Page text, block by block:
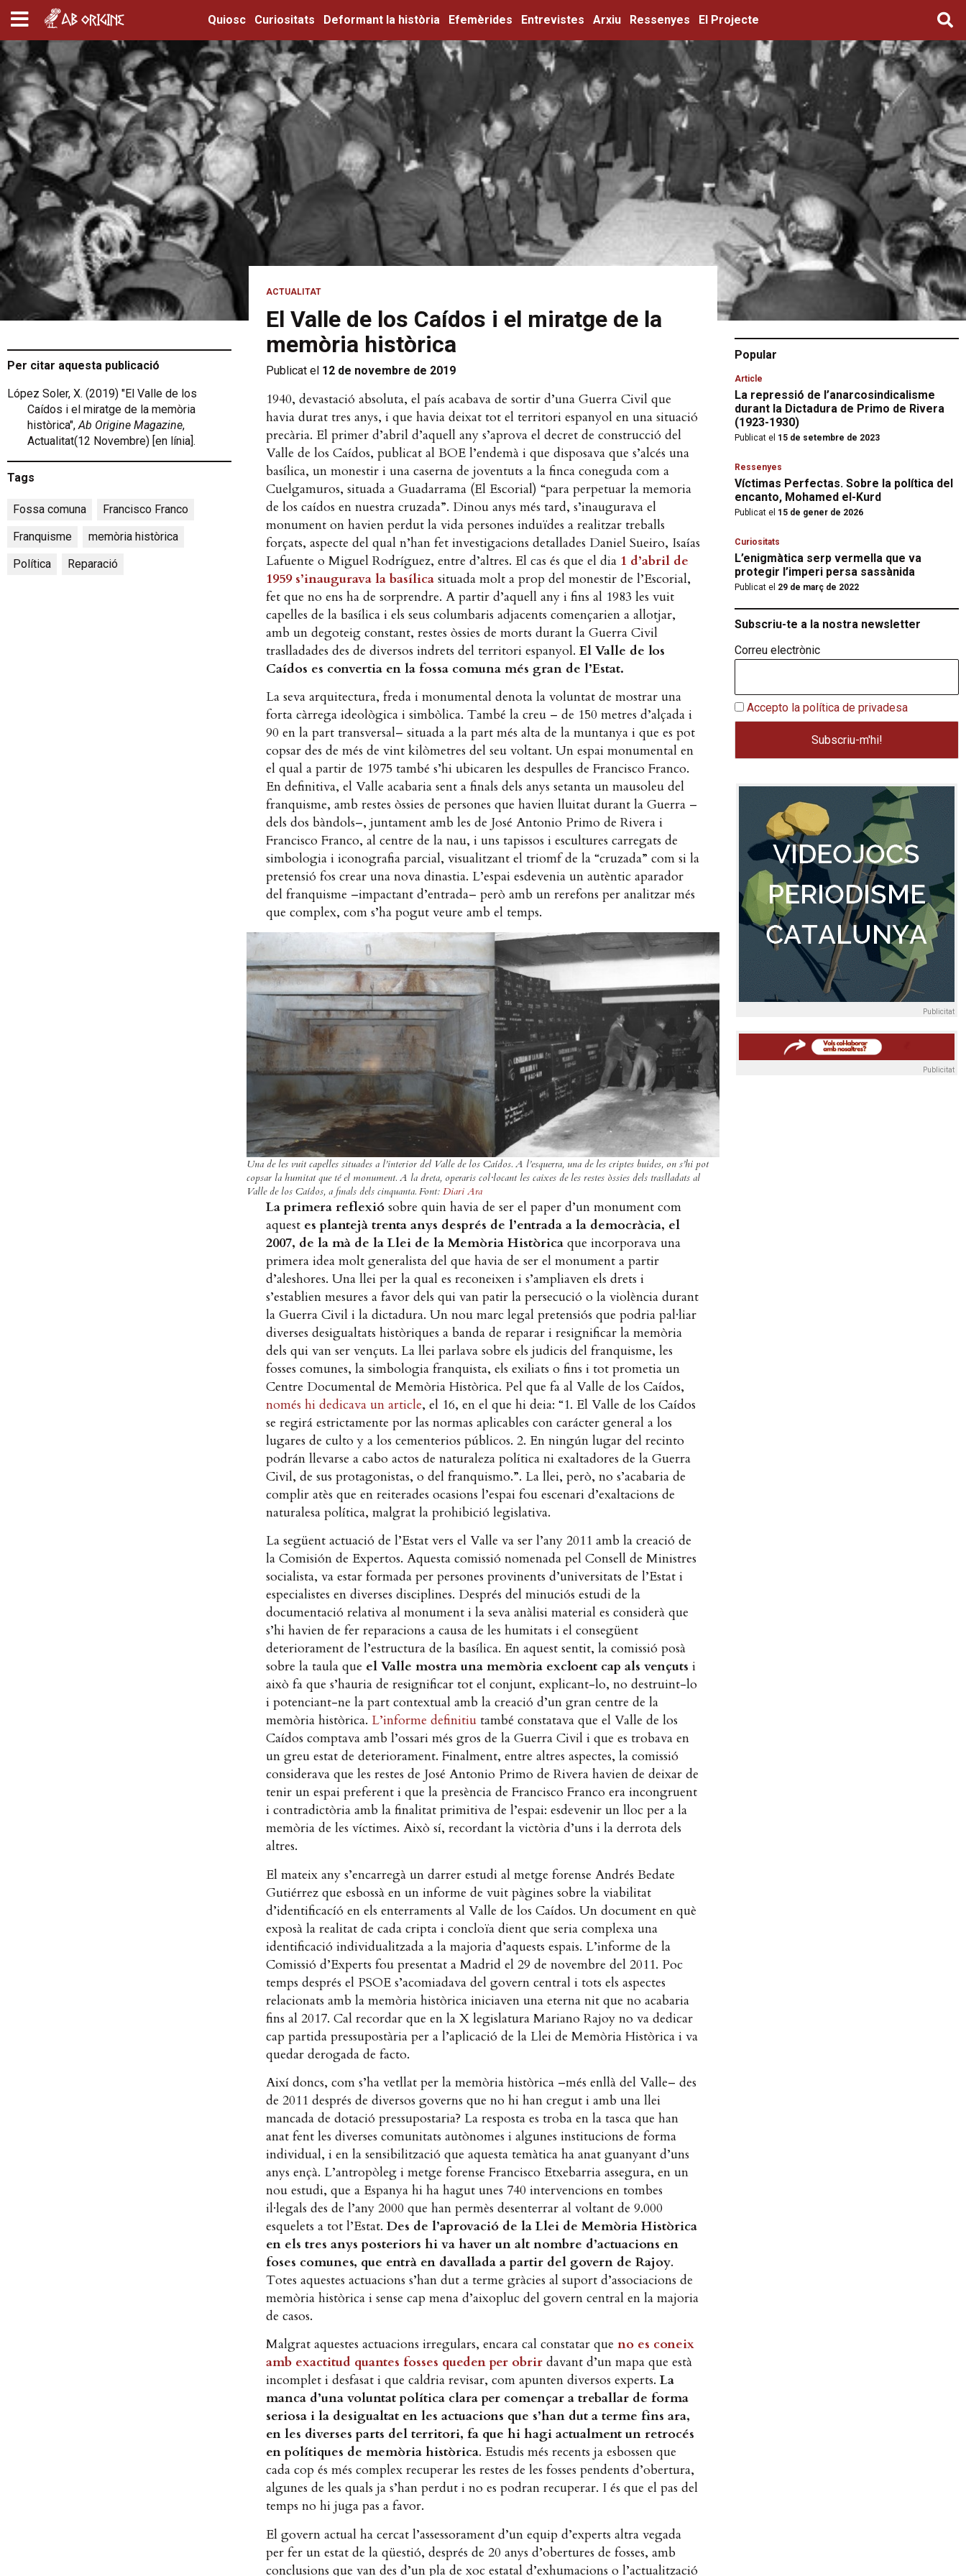
Quiosc Curiositats Deformant la història Efemèrides Entrevistes Arxiu Ressenyes El Projecte
Per citar aquesta publicació
López Soler, X. (2019) "El Valle de los
Caídos i el miratge de la memòria
històrica",Ab Origine Magazine,
Actualitat(12 Novembre) [en línia].
Tags
Fossa comuna Francisco Franco
Franquisme
memòria històrica
Política
Reparació
ACTUALITAT
El Valle de los Caídos i el miratge de la
memòria històrica
Publicat el 12 de novembre de 2019
1940, devastació absoluta, el país acabava de sortir d’una Guerra Civil que
havia durat tres anys, i que havia deixat tot el territori espanyol en una situació
precària. El primer d’abril d’aquell any s’aprova el decret de construcció del
Valle de los Caídos, publicat al BOE l’endemà i que disposava que s’alcés una
basílica, un monestir i una caserna de joventuts a la finca coneguda com a
Cuelgamuros, situada a Guadarrama (El Escorial) “para perpetuar la memoria
de los caídos en nuestra cruzada”. Dinou anys més tard, s’inaugurava el
monument on havien perdut la vida persones induïdes a realitzar treballs
forçats, aspecte del qual n’han fet investigacions detallades Daniel Sueiro, Isaías
Lafuente o Miguel Rodríguez, entre d’altres. El cas és que el dia 1 d’abril de
1959 s’inaugurava la basílica situada molt a prop del monestir de l’Escorial,
fet que no ens ha de sorprendre. A partir d’aquell any i fins al 1983 les vuit
capelles de la basílica i els seus columbaris adjacents començarien a allotjar,
amb un degoteig constant, restes òssies de morts durant la Guerra Civil
traslladades des de diversos indrets del territori espanyol.El Valle de los
Caídos es convertia en la fossa comuna més gran de l’Estat.
La seva arquitectura, freda i monumental denota la voluntat de mostrar una
forta càrrega ideològica i simbòlica. També la creu – de 150 metres d’alçada i
90 en la part transversal– situada a la part més alta de la muntanya i que es pot
copsar des de més de vint kilòmetres del seu voltant. Un espai monumental en
el qual a partir de 1975 també s’hi ubicaren les despulles de Francisco Franco.
En definitiva, el Valle acabaria sent a finals dels anys setanta un mausoleu del
franquisme, amb restes òssies de persones que havien lluitat durant la Guerra –
dels dos bàndols–, juntament amb les de José Antonio Primo de Rivera i
Francisco Franco, al centre de la nau, i uns tapissos i escultures carregats de
simbologia i iconografia parcial, visualitzant el triomf de la “cruzada” com si la
pretensió fos crear una nova dinastia. L’espai esdevenia un autèntic aparador
del franquisme –impactant d’entrada– però amb un rerefons per analitzar més
que complex, com s’ha pogut veure amb el temps.
Una de les vuit capelles situades a l’interior del Valle de los Caídos. A l’esquerra, una de les criptes buides, on s’hi pot
copsar la humitat que té el monument. A la dreta, operaris col·locant les caixes de les restes òssies dels traslladats al
Valle de los Caídos, a finals dels cinquanta. Font: Diari Ara
La primera reflexió sobre quin havia de ser el paper d’un monument com
aquest es plantejà trenta anys després de l’entrada a la democràcia, el
2007, de la mà de la Llei de la Memòria Històrica que incorporava una
primera idea molt generalista del que havia de ser el monument a partir
d’aleshores. Una llei per la qual es reconeixen i s’ampliaven els drets i
s’establien mesures a favor dels qui van patir la persecució o la violència durant
la Guerra Civil i la dictadura. Un nou marc legal pretensiós que podria pal·liar
diverses desigualtats històriques a banda de reparar i resignificar la memòria
dels qui van ser vençuts. La llei parlava sobre els judicis del franquisme, les
fosses comunes, la simbologia franquista, els exiliats o fins i tot prometia un
Centre Documental de Memòria Històrica. Pel que fa al Valle de los Caídos,
només hi dedicava un article, el 16, en el que hi deia: “1. El Valle de los Caídos
se regirá estrictamente por las normas aplicables con carácter general a los
lugares de culto y a los cementerios públicos. 2. En ningún lugar del recinto
podrán llevarse a cabo actos de naturaleza política ni exaltadores de la Guerra
Civil, de sus protagonistas, o del franquismo.”. La llei, però, no s’acabaria de
complir atès que en reiterades ocasions l’espai fou escenari d’exaltacions de
naturalesa política, malgrat la prohibició legislativa.
La següent actuació de l’Estat vers el Valle va ser l’any 2011 amb la creació de
la Comisión de Expertos. Aquesta comissió nomenada pel Consell de Ministres
socialista, va estar formada per persones provinents d’universitats de l’Estat i
especialistes en diverses disciplines. Després del minuciós estudi de la
documentació relativa al monument i la seva anàlisi material es considerà que
s’hi havien de fer reparacions a causa de les humitats i el consegüent
deteriorament de l’estructura de la basílica. En aquest sentit, la comissió posà
sobre la taula que el Valle mostra una memòria excloent cap als vençuts i
això fa que s’hauria de resignificar tot el conjunt, explicant-lo, no destruint-lo
i potenciant-ne la part contextual amb la creació d’un gran centre de la
memòria històrica. L’informe definitiu també constatava que el Valle de los
Caídos comptava amb l’ossari més gros de la Guerra Civil i que es trobava en
un greu estat de deteriorament. Finalment, entre altres aspectes, la comissió
considerava que les restes de José Antonio Primo de Rivera havien de deixar de
tenir un espai preferent i que la presència de Francisco Franco era incongruent
i contradictòria amb la finalitat primitiva de l’espai: esdevenir un lloc per a la
memòria de les víctimes. Això sí, recordant la victòria d’uns i la derrota dels
altres.
El mateix any s’encarregà un darrer estudi al metge forense Andrés Bedate
Gutiérrez que esbossà en un informe de vuit pàgines sobre la viabilitat
d’identificacíó en els enterraments al Valle de los Caídos. Un document en què
exposà la realitat de cada cripta i concloïa dient que seria complexa una
identificació individualitzada a la majoria d’aquests espais. L’informe de la
Comissió d’Experts fou presentat a Madrid el 29 de novembre del 2011. Poc
temps després el PSOE s’acomiadava del govern central i tots els aspectes
relacionats amb la memòria històrica iniciaven una eterna nit que no acabaria
fins al 2017. Cal recordar que en la X legislatura Mariano Rajoy no va dedicar
cap partida pressupostària per a l’aplicació de la Llei de Memòria Històrica i va
quedar derogada de facto.
Així doncs, com s’ha vetllat per la memòria històrica –més enllà del Valle– des
de 2011 després de diversos governs que no hi han cregut i amb una llei
mancada de dotació pressupostaria? La resposta es troba en la tasca que han
anat fent les diverses comunitats autònomes i algunes institucions de forma
individual, i en la sensibilització que aquesta temàtica ha anat guanyant d’uns
anys ençà. L’antropòleg i metge forense Francisco Etxebarria assegura, en un
nou estudi, que a Espanya hi ha hagut unes 740 intervencions en tombes
il·legals des de l’any 2000 que han permès desenterrar al voltant de 9.000
esquelets a tot l’Estat. Des de l’aprovació de la Llei de Memòria Històrica
en els tres anys posteriors hi va haver un alt nombre d’actuacions en
foses comunes, que entrà en davallada a partir del govern de Rajoy.
Totes aquestes actuacions s’han dut a terme gràcies al suport d’associacions de
memòria històrica i sense cap mena d’aixopluc del govern central en la majoria
de casos.
Malgrat aquestes actuacions irregulars, encara cal constatar que no es coneix
amb exactitud quantes fosses queden per obrir davant d’un mapa que està
incomplet i desfasat i que caldria revisar, com apunten diversos experts. La
manca d’una voluntat política clara per començar a treballar de forma
seriosa i la desigualtat en les actuacions que s’han dut a terme fins ara,
en les diverses parts del territori, fa que hi hagi actualment un retrocés
en polítiques de memòria històrica. Estudis més recents ja esbossen que
cada cop és més complex recuperar les restes de les fosses pendents d’obertura,
algunes de les quals ja s’han perdut i no es podran recuperar. I és que el pas del
temps no hi juga pas a favor.
El govern actual ha cercat l’assessorament d’un equip d’experts altra vegada
per fer un estat de la qüestió, després de 20 anys d’obertures de fosses, amb
conclusions que van des d’un pla de xoc estatal d’exhumacions o l’actualització
Popular
Article
La repressió de l’anarcosindicalisme
durant la Dictadura de Primo de Rivera
(1923-1930)
Publicat el 15 de setembre de 2023
Ressenyes
Víctimas Perfectas. Sobre la política del
encanto, Mohamed el-Kurd
Publicat el 15 de gener de 2026
Curiositats
L’enigmàtica serp vermella que va
protegir l’imperi persa sassànida
Publicat el 29 de març de 2022
Subscriu-te a la nostra newsletter
Correu electrònic
Accepto la política de privadesa
Publicitat
Publicitat